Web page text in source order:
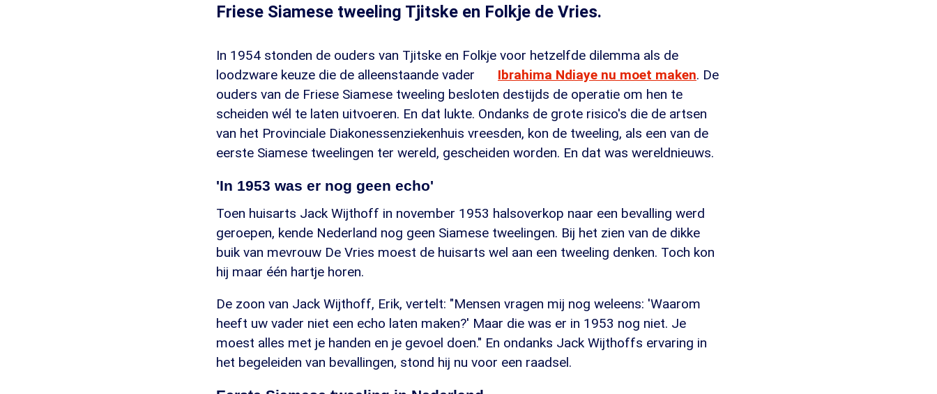
Friese Siamese tweeling Tjitske en Folkje de Vries.
In 1954 stonden de ouders van Tjitske en Folkje voor hetzelfde dilemma als de
loodzware keuze die de alleenstaande vader
Ibrahima Ndiaye nu moet maken. De
ouders van de Friese Siamese tweeling besloten destijds de operatie om hen te
scheiden wél te laten uitvoeren. En dat lukte. Ondanks de grote risico's die de artsen
van het Provinciale Diakonessenziekenhuis vreesden, kon de tweeling, als een van de
eerste Siamese tweelingen ter wereld, gescheiden worden. En dat was wereldnieuws.
'In 1953 was er nog geen echo'
Toen huisarts Jack Wijthoff in november 1953 halsoverkop naar een bevalling werd
geroepen, kende Nederland nog geen Siamese tweelingen. Bij het zien van de dikke
buik van mevrouw De Vries moest de huisarts wel aan een tweeling denken. Toch kon
hij maar één hartje horen.
De zoon van Jack Wijthoff, Erik, vertelt: "Mensen vragen mij nog weleens: 'Waarom
heeft uw vader niet een echo laten maken?' Maar die was er in 1953 nog niet. Je
moest alles met je handen en je gevoel doen." En ondanks Jack Wijthoffs ervaring in
het begeleiden van bevallingen, stond hij nu voor een raadsel.